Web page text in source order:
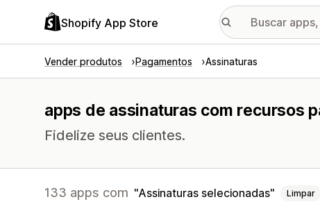
Shopify App Store
Vender produtos Pagamentos Assinaturas
apps de assinaturas com recursos
Fidelize seus clientes.
133 apps com Assinaturas selecionadas Limpar